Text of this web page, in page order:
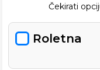
Čekirati
Roletna